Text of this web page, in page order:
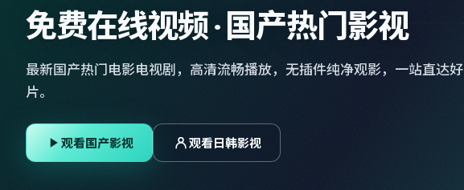
免费在线视频 · 国产热门影视
最新国产热门电影电视剧，高清流畅播放，无插件纯净观影，一站直达好
片。
观看国产影视 观看日韩影视